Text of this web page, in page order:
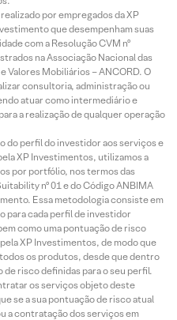
por empregados da XP
que desempenham suas
com a Resolução CVM nº
na Associação Nacional das
Mobiliários – ANCORD. O
consultoria, administração ou
atuar como intermediário e
a realização de qualquer operação
do perfil do investidor aos serviços e
XP Investimentos, utilizamos a
por portfólio, nos termos das
nº 01 e do Código ANBIMA
Essa metodologia consiste em
para cada perfil de investidor
como uma pontuação de risco
XP Investimentos, de modo que
os produtos, desde que dentro
risco definidas para o seu perfil.
os serviços objeto deste
se a sua pontuação de risco atual
a contratação dos serviços em